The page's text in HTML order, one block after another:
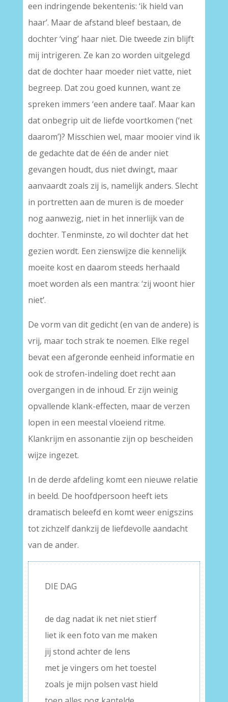
een indringende bekentenis: ‘ik hield van
haar’. Maar de afstand bleef bestaan, de
dochter ‘ving’ haar niet. Die tweede zin blijft
mij intrigeren. Ze kan zo worden uitgelegd
dat de dochter haar moeder niet vatte, niet
begreep. Dat zou goed kunnen, want ze
spreken immers ‘een andere taal’. Maar kan
dat onbegrip uit de liefde voortkomen (‘net
daarom’)? Misschien wel, maar mooier vind ik
de gedachte dat de één de ander niet
gevangen houdt, dus niet dwingt, maar
aanvaardt zoals zij is, namelijk anders. Slecht
in portretten aan de muren is de moeder
nog aanwezig, niet in het innerlijk van de
dochter. Tenminste, zo wil dochter dat het
gezien wordt. Een zienswijze die kennelijk
moeite kost en daarom steeds herhaald
moet worden als een mantra: ‘zij woont hier
niet’.
De vorm van dit gedicht (en van de andere) is
vrij, maar toch strak te noemen. Elke regel
bevat een afgeronde eenheid informatie en
ook de strofen-indeling doet recht aan
overgangen in de inhoud. Er zijn weinig
opvallende klank-effecten, maar de verzen
lopen in een meestal vloeiend ritme.
Klankrijm en assonantie zijn op bescheiden
wijze ingezet.
In de derde afdeling komt een nieuwe relatie
in beeld. De hoofdpersoon heeft iets
dramatisch beleefd en komt weer enigszins
tot zichzelf dankzij de liefdevolle aandacht
van de ander.
DIE DAG
de dag nadat ik net niet stierf
liet ik een foto van me maken
jij stond achter de lens
met je vingers om het toestel
zoals je mijn polsen vast hield